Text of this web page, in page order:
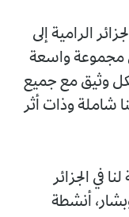
الرامية إلى
مجموعة واسعة
وثيق مع جميع
شاملة وذات أثر
في الجزائر
أنشطة